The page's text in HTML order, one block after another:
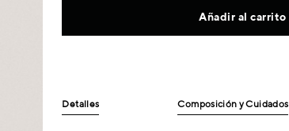
Añadir al carrito
Detalles Composición y Cuidados